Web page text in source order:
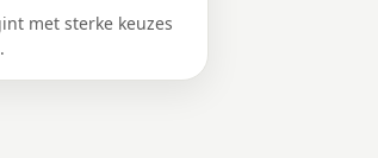
met sterke keuzes